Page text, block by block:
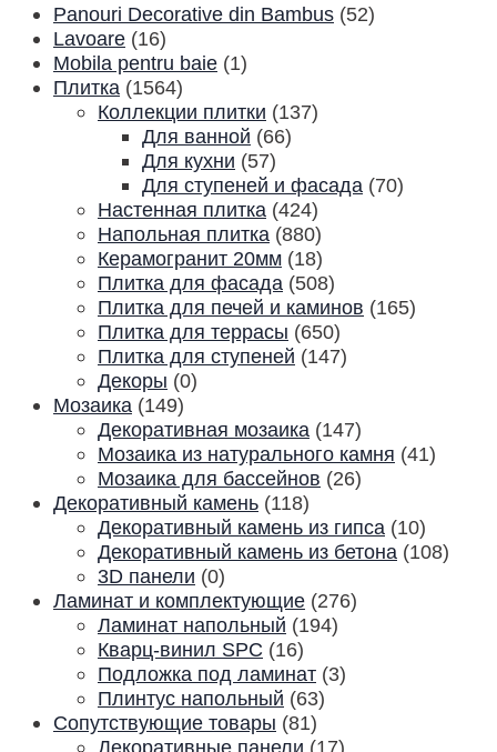
Panouri Decorative din Bambus (52)
Lavoare (16)
Mobila pentru baie (1)
Плитка (1564)
Коллекции плитки (137)
Для ванной (66)
Для кухни (57)
Для ступеней и фасада (70)
Настенная плитка (424)
Напольная плитка (880)
Керамогранит 20мм (18)
Плитка для фасада (508)
Плитка для печей и каминов (165)
Плитка для террасы (650)
Плитка для ступеней (147)
Декоры (0)
Мозаика (149)
Декоративная мозаика (147)
Мозаика из натурального камня (41)
Мозаика для бассейнов (26)
Декоративный камень (118)
Декоративный камень из гипса (10)
Декоративный камень из бетона (108)
3D панели (0)
Ламинат и комплектующие (276)
Ламинат напольный (194)
Кварц-винил SPC (16)
Подложка под ламинат (3)
Плинтус напольный (63)
Сопутствующие товары (81)
Декоративные панели (17)